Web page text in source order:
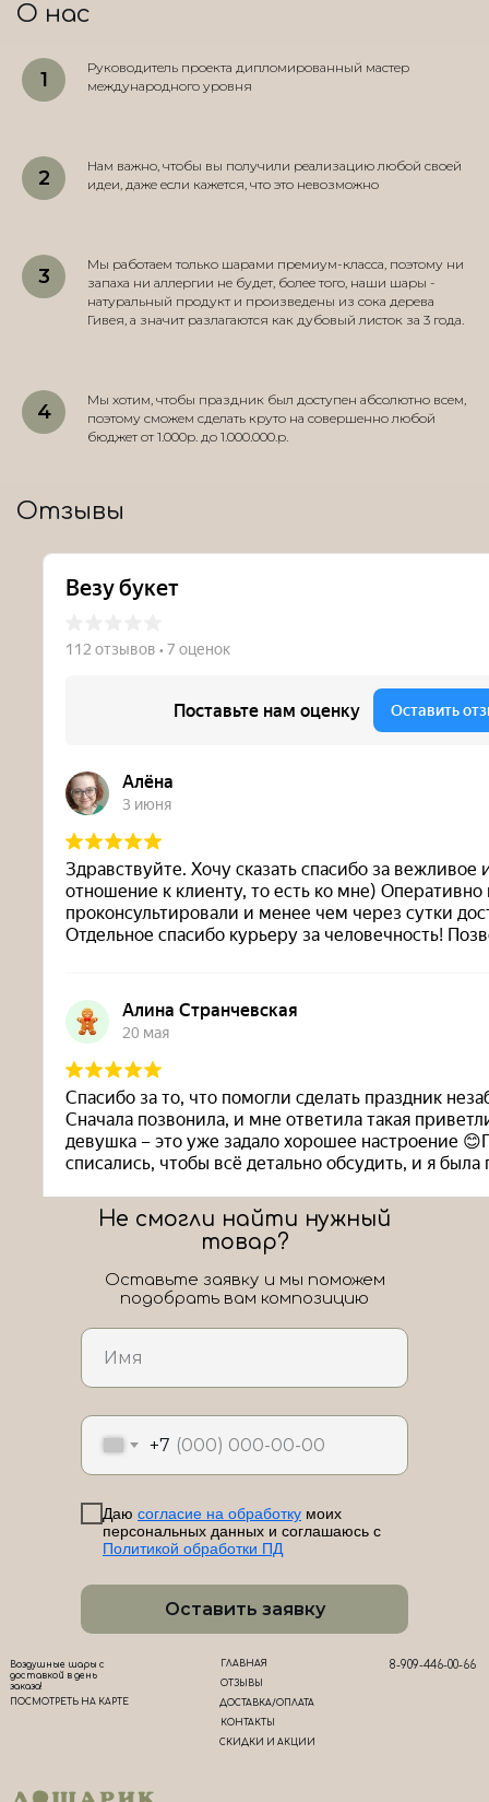
О нас
Руководитель проекта дипломированный мастер
международного уровня
Нам важно, чтобы вы получили реализацию любой своей
идеи, даже если кажется, что это невозможно
Мы работаем только шарами премиум-класса, поэтому ни
запаха ни аллергии не будет, более того, наши шары -
натуральный продукт и произведены из сока дерева
Гивея, а значит разлагаются как дубовый листок за 3 года.
Мы хотим, чтобы праздник был доступен абсолютно всем,
поэтому сможем сделать круто на совершенно любой
бюджет от 1.000р. до 1.000.000.р.
Отзывы
ЛоШАРик на карте Новороссийска — Яндекс Карты
+7
Даю согласие на обработку моих
персональных данных и соглашаюсь с
Политикой обработки ПД
Оставить заявку
Не смогли найти нужный
товар?
Оставьте заявку и мы поможем
подобрать вам композицию
ОТЗЫВЫ
ГЛАВНАЯ
ДОСТАВКА/ОПЛАТА
СКИДКИ И АКЦИИ
КОНТАКТЫ
8-909-446-00-66
Воздушные шары с
доставкой в день
заказа!
ПОСМОТРЕТЬ НА КАРТЕ